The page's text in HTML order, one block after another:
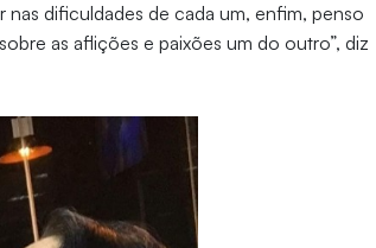
dificuldades de cada um, enfim, penso
as aflições e paixões um do outro”, diz